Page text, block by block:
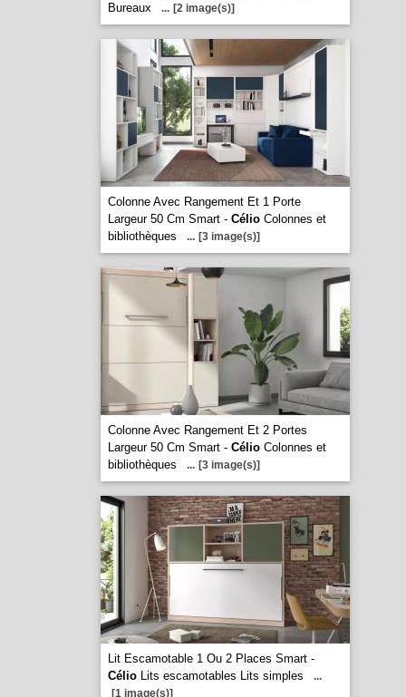
Bureaux
... [2 image(s)]
Colonne Avec Rangement Et 1 Porte
Largeur 50 Cm Smart - CélioColonnes et
bibliothèques
... [3 image(s)]
Colonne Avec Rangement Et 2 Portes
Largeur 50 Cm Smart - CélioColonnes et
bibliothèques
... [3 image(s)]
Lit Escamotable 1 Ou 2 Places Smart -
CélioLits escamotables Lits simples
...
[1 image(s)]